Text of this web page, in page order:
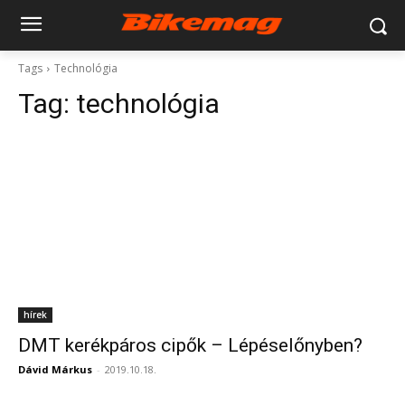
Tags Technológia
Tag: technológia
hírek
DMT kerékpáros cipők – Lépéselőnyben?
Dávid Márkus - 2019.10.18.